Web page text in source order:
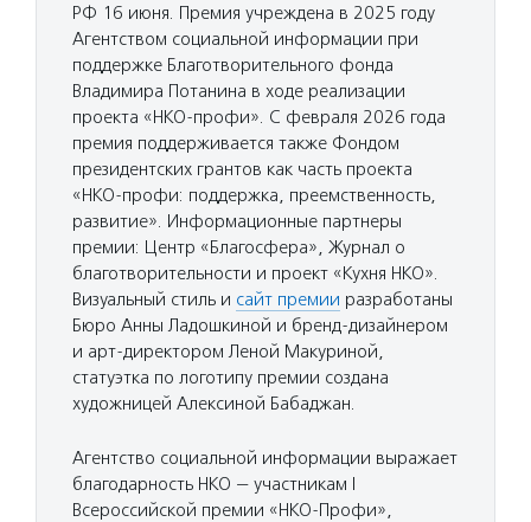
РФ 16 июня. Премия учреждена в 2025 году
Агентством социальной информации при
поддержке Благотворительного фонда
Владимира Потанина в ходе реализации
проекта «НКО-профи». С февраля 2026 года
премия поддерживается также Фондом
президентских грантов как часть проекта
«НКО-профи: поддержка, преемственность,
развитие». Информационные партнеры
премии: Центр «Благосфера», Журнал о
благотворительности и проект «Кухня НКО».
Визуальный стиль и сайт премии разработаны
Бюро Анны Ладошкиной и бренд-дизайнером
и арт-директором Леной Макуриной,
статуэтка по логотипу премии создана
художницей Алексиной Бабаджан.
Агентство социальной информации выражает
благодарность НКО — участникам I
Всероссийской премии «НКО-Профи»,